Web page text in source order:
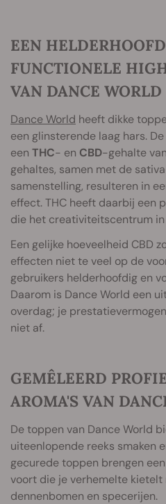
EEN
FUNCTIONELE
VAN DANCE WORLD
Dance World heeft dikke
een glinsterende laag hars.
een THC- en CBD-gehalte
gehaltes, samen met de
samenstelling, resulteren in
effect. THC heeft daarbij een
die het creativiteitscentrum
Een gelijke hoeveelheid CBD
effecten niet te veel op de
gebruikers helderhoofdig en
Daarom is Dance World een
overdag; je
niet af.
GEMÊLEERD
AROMA'S VAN
De toppen van Dance World
uiteenlopende reeks smaken
gecurede toppen brengen
voort die je verhemelte kietelt
dennenbomen en specerijen.